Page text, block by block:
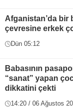
Afganistan’da bir
çevresine erkek
Dün 05:12
Babasının
“sanat” yapan
dikkatini çekti
14:20 / 06 Ağustos